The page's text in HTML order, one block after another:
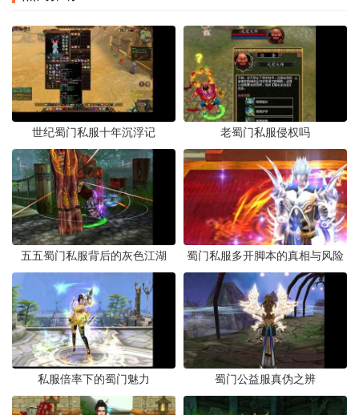
世纪蜀门私服十年沉浮记 老蜀门私服侵权吗
五五蜀门私服背后的灰色江湖 蜀门私服多开脚本的真相与风险
私服倍率下的蜀门魅力 蜀门公益服真伪之辨